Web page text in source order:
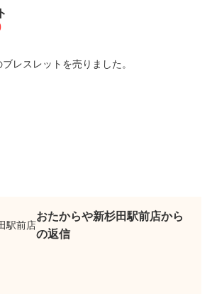
レスレットを売りました。
おたからや新杉田駅前店から
の返信